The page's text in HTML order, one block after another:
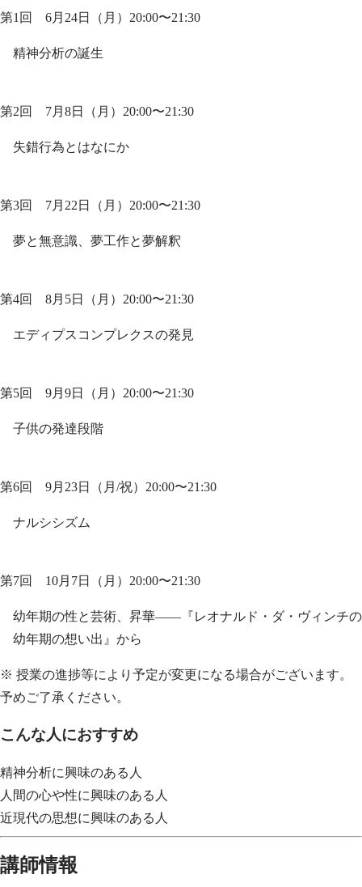
第1回 6月24日（月）20:00〜21:30
精神分析の誕生
第2回 7月8日（月）20:00〜21:30
失錯行為とはなにか
第3回 7月22日（月）20:00〜21:30
夢と無意識、夢工作と夢解釈
第4回 8月5日（月）20:00〜21:30
エディプスコンプレクスの発見
第5回 9月9日（月）20:00〜21:30
子供の発達段階
第6回 9月23日（月/祝）20:00〜21:30
ナルシシズム
第7回 10月7日（月）20:00〜21:30
幼年期の性と芸術、昇華——『レオナルド・ダ・ヴィンチの
幼年期の想い出』から
※ 授業の進捗等により予定が変更になる場合がございます。
予めご了承ください。
こんな人におすすめ
精神分析に興味のある人
人間の心や性に興味のある人
近現代の思想に興味のある人
講師情報